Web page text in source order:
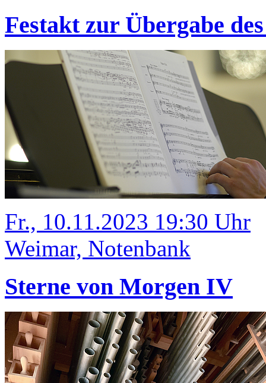
Festakt zur Übergabe
Fr., 10.11.2023 19:30 Uhr
Weimar, Notenbank
Sterne von Morgen IV